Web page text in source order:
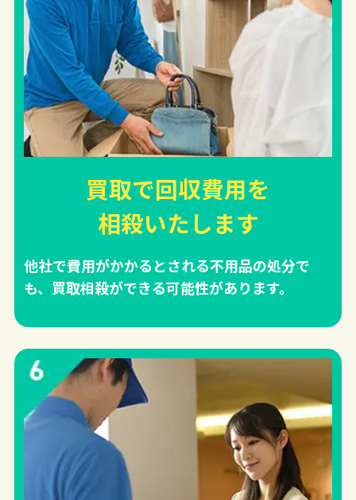
買取で回収費用を
相殺いたします
他社で費用がかかるとされる不用品の処分で
も、買取相殺ができる可能性があります。